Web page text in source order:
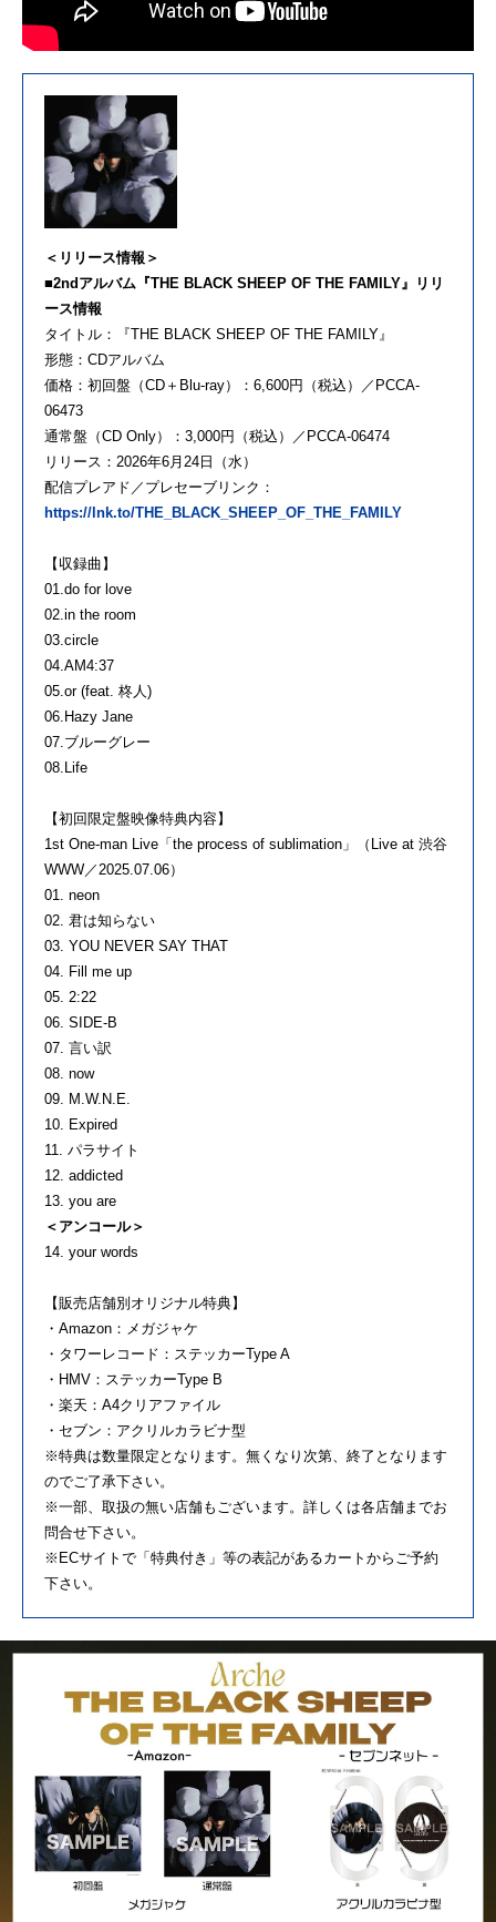
＜リリース情報＞
■2ndアルバム『THE BLACK SHEEP OF THE FAMILY』リリ
ース情報
タイトル：『THE BLACK SHEEP OF THE FAMILY』
形態：CDアルバム
価格：初回盤（CD＋Blu-ray）：6,600円（税込）／PCCA-
06473
通常盤（CD Only）：3,000円（税込）／PCCA-06474
リリース：2026年6月24日（水）
配信プレアド／プレセーブリンク：
https://lnk.to/THE_BLACK_SHEEP_OF_THE_FAMILY
【収録曲】
01.do for love
02.in the room
03.circle
04.AM4:37
05.or (feat. 柊人)
06.Hazy Jane
07.ブルーグレー
08.Life
【初回限定盤映像特典内容】
1st One-man Live「the process of sublimation」（Live at 渋谷
WWW／2025.07.06）
01. neon
02. 君は知らない
03. YOU NEVER SAY THAT
04. Fill me up
05. 2:22
06. SIDE-B
07. 言い訳
08. now
09. M.W.N.E.
10. Expired
11. パラサイト
12. addicted
13. you are
＜アンコール＞
14. your words
【販売店舗別オリジナル特典】
・Amazon：メガジャケ
・タワーレコード：ステッカーType A
・HMV：ステッカーType B
・楽天：A4クリアファイル
・セブン：アクリルカラビナ型
※特典は数量限定となります。無くなり次第、終了となります
のでご了承下さい。
※一部、取扱の無い店舗もございます。詳しくは各店舗までお
問合せ下さい。
※ECサイトで「特典付き」等の表記があるカートからご予約
下さい。